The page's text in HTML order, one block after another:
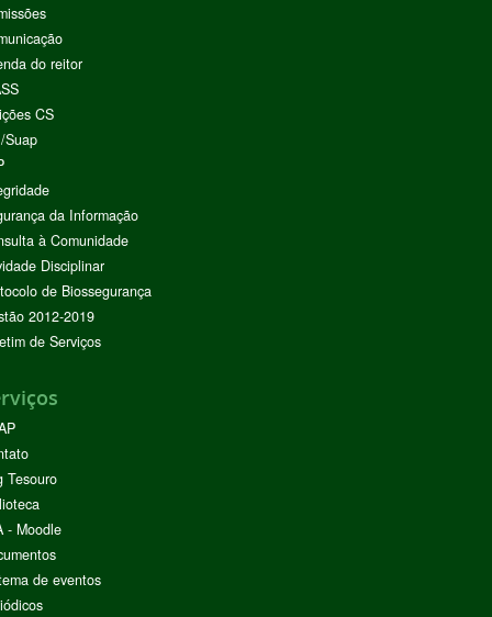
do reitor
CS
Suap
da Informação
à Comunidade
Disciplinar
de Biossegurança
2012-2019
de Serviços
Tesouro
- Moodle
de eventos